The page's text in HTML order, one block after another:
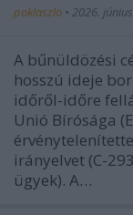
poklaszlo • 2026.
A bűnüldözési
hosszú ideje
időről-időre
Unió Bírósága
irányelvet (C-
ügyek). A…